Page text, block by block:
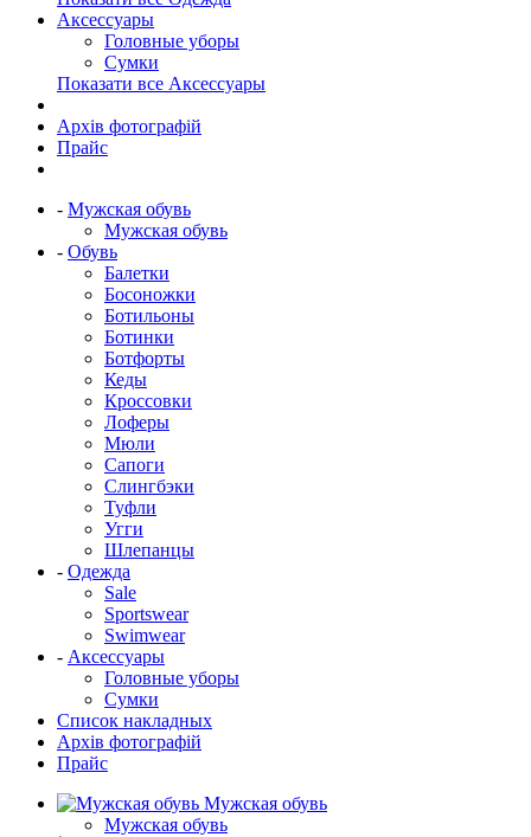
Аксессуары
Головные уборы
Сумки
Показати все Аксессуары
Архів фотографій
Прайс
- Мужская обувь
Мужская обувь
- Обувь
Балетки
Босоножки
Ботильоны
Ботинки
Ботфорты
Кеды
Кроссовки
Лоферы
Мюли
Сапоги
Слингбэки
Туфли
Угги
Шлепанцы
- Одежда
Sale
Sportswear
Swimwear
- Аксессуары
Головные уборы
Сумки
Список накладных
Архів фотографій
Прайс
Мужская обувь
Мужская обувь